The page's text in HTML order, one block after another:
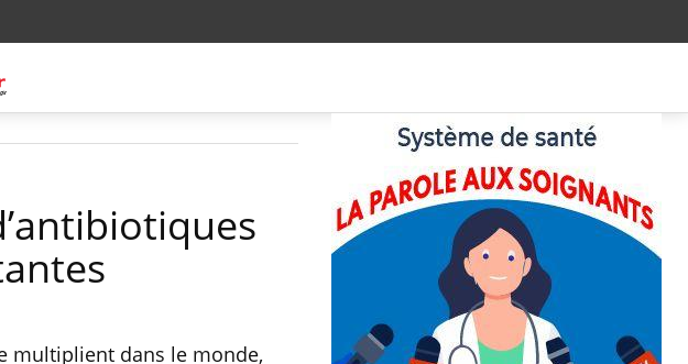
multiplient dans le monde,